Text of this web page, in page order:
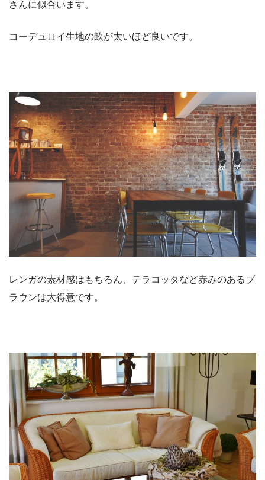
さんに似合います。
コーデュロイ生地の畝が太いほど良いです。
レンガの素材感はもちろん、テラコッタなど赤みのあるブ
ラウンは大得意です。